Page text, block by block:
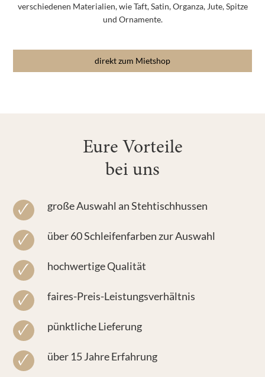
verschiedenen Materialien, wie Taft, Satin, Organza, Jute, Spitze
und Ornamente.
direkt zum Mietshop
Eure Vorteile
bei uns
große Auswahl an Stehtischhussen
über 60 Schleifenfarben zur Auswahl
hochwertige Qualität
faires-Preis-Leistungsverhältnis
pünktliche Lieferung
über 15 Jahre Erfahrung